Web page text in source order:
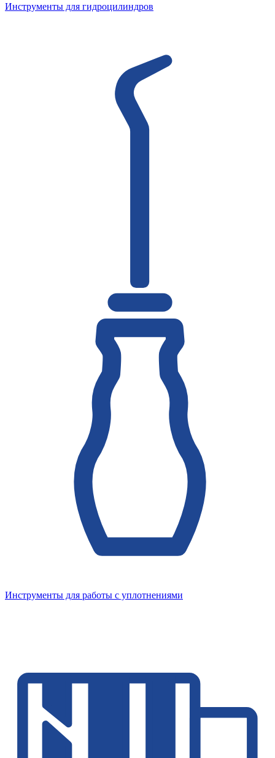
Инструменты для гидроцилиндров
Инструменты для работы с уплотнениями